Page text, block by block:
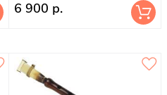
6 900 р.